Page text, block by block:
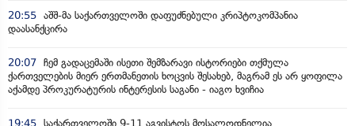
20:55 აშშ-მა საქართველოში დაფუძნებული კრიპტოკომპანია
დაასანქცირა
20:07 ჩემ გადაცემაში ისეთი შემზარავი ისტორიები თქმულა
ქართველების მიერ ერთმანეთის ხოცვის შესახებ, მაგრამ ეს არ ყოფილა
აქამდე პროკურატურის ინტერესის საგანი - იაგო ხვიჩია
19:45 საქართველოში 9-11 აგვისტოს მოსალოდნელია